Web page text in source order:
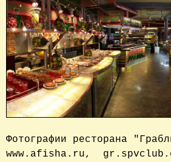
Фотографии ресторана
www.afisha.ru,